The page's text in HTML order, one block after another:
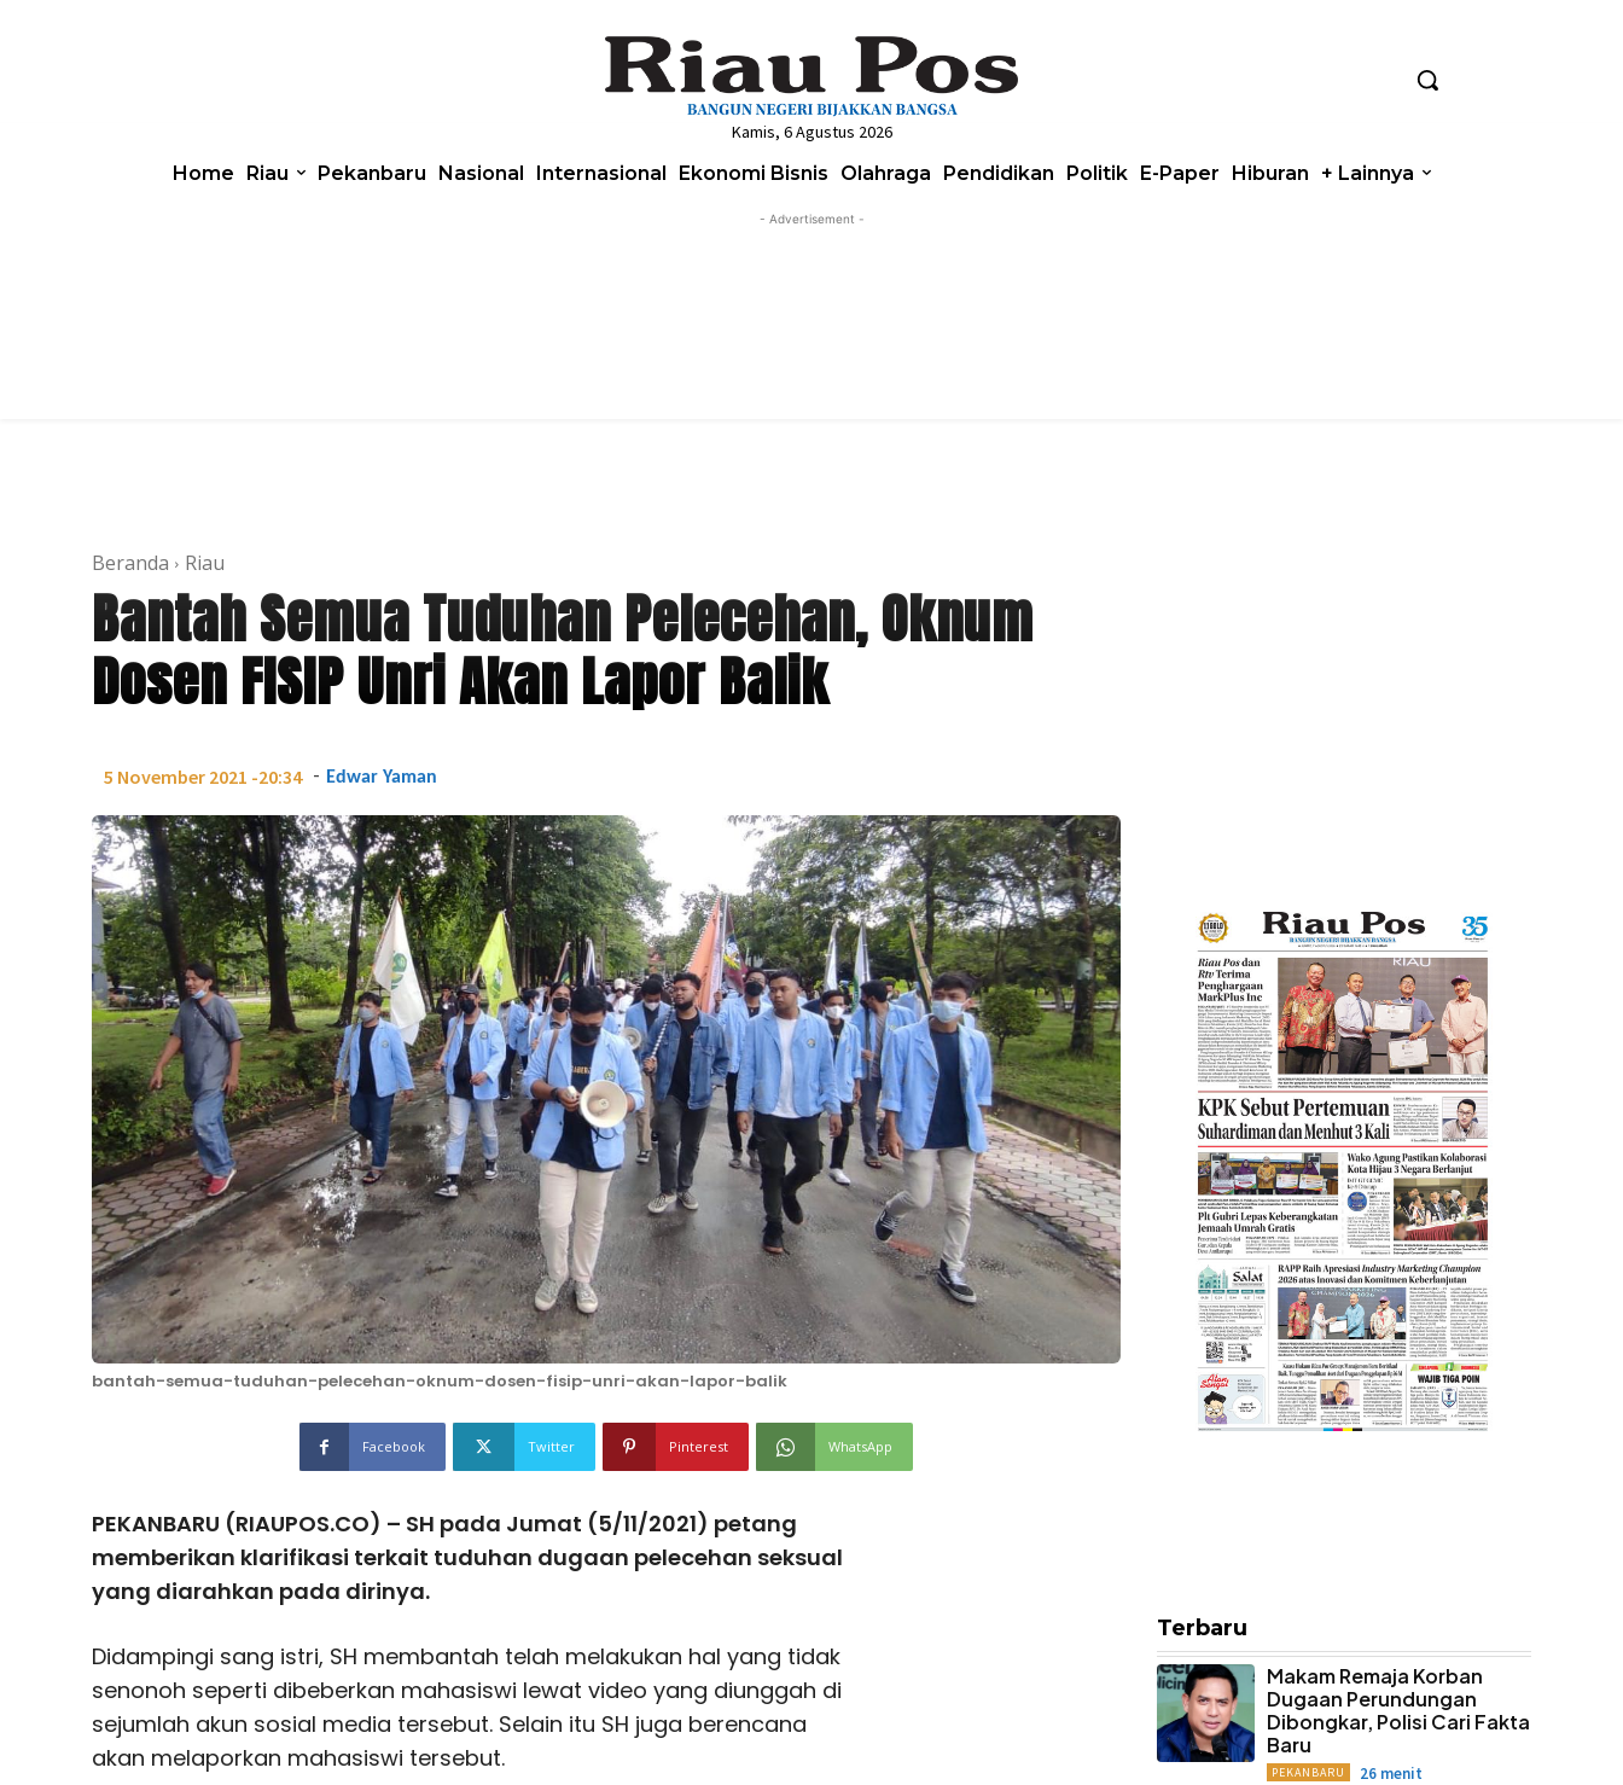
Kamis, 6 Agustus 2026
Home Riau Pekanbaru Nasional Internasional Ekonomi Bisnis Olahraga Pendidikan Politik E-Paper Hiburan + Lainnya
- Advertisement -
Beranda Riau
Bantah Semua Tuduhan Pelecehan, Oknum
Dosen FISIP Unri Akan Lapor Balik
5 November 2021 -20:34 - Edwar Yaman
bantah-semua-tuduhan-pelecehan-oknum-dosen-fisip-unri-akan-lapor-balik
Facebook Twitter Pinterest WhatsApp
PEKANBARU (RIAUPOS.CO) – SH pada Jumat (5/11/2021) petang
memberikan klarifikasi terkait tuduhan dugaan pelecehan seksual
yang diarahkan pada dirinya.
Didampingi sang istri, SH membantah telah melakukan hal yang tidak
senonoh seperti dibeberkan mahasiswi lewat video yang diunggah di
sejumlah akun sosial media tersebut. Selain itu SH juga berencana
akan melaporkan mahasiswi tersebut.
Terbaru
Makam Remaja Korban
Dugaan Perundungan
Dibongkar, Polisi Cari Fakta
Baru
PEKANBARU 26 menit